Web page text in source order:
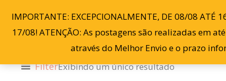
IMPORTANTE: EXCEPCIONALMENTE, DE 08/08 ATÉ
17/08! ATENÇÃO: As postagens são realizadas em
através do Melhor Envio e o prazo
para
FilterExibindo um único resultado